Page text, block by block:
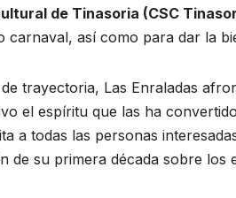
de Tinasoria (CSC
carnaval, así como para dar la
trayectoria, Las Enraladas
el espíritu que las ha
a todas las personas
de su primera década sobre los